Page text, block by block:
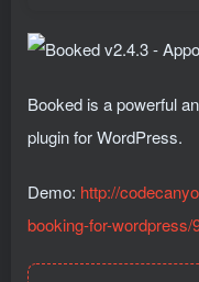
Booked is a powerful
plugin for WordPress.
Demo: http://
booking-for-wordpress/